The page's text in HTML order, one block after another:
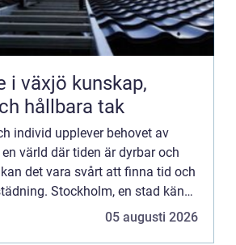
kunskap,
hållbara tak
individ upplever behovet av
värld där tiden är dyrbar och
det vara svårt att finna tid och
Stockholm, en stad känd
05 augusti 2026